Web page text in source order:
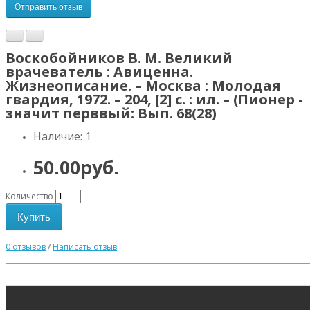
Отправить отзыв
Воскобойников В. М. Великий
врачеватель : Авиценна.
Жизнеописание. – Москва : Молодая
гвардия, 1972. – 204, [2] с. : ил. – (Пионер -
значит перввый: Вып. 68(28)
Наличие: 1
50.00руб.
Количество
Купить
0 отзывов/ Написать отзыв